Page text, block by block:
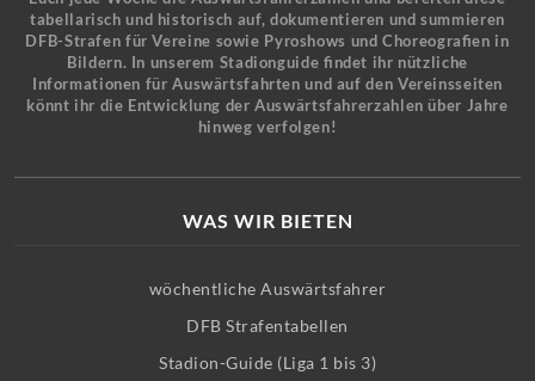
tabellarisch und historisch auf, dokumentieren und summieren
DFB-Strafen für Vereine sowie Pyroshows und Choreografien in
Bildern. In unserem Stadionguide findet ihr nützliche
Informationen für Auswärtsfahrten und auf den Vereinsseiten
könnt ihr die Entwicklung der Auswärtsfahrerzahlen über Jahre
hinweg verfolgen!
WAS WIR BIETEN
wöchentliche Auswärtsfahrer
DFB Strafentabellen
Stadion-Guide (Liga 1 bis 3)